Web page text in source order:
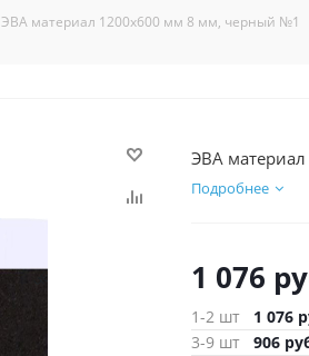
ЭВА материал 1200х600 мм 8 мм, черный №1
ЭВА
Подробнее
1 076
1-2 шт 1 076
3-9 шт
906